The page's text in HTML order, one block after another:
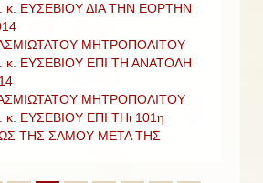
κ. ΕΥΣΕΒΙΟΥ ΔΙΑ ΤΗΝ ΕΟΡΤΗΝ
ΜΗΤΡΟΠΟΛΙΤΟΥ
κ. ΕΥΣΕΒΙΟΥ ΕΠΙ ΤΗ ΑΝΑΤΟΛΗ
ΜΗΤΡΟΠΟΛΙΤΟΥ
ΕΥΣΕΒΙΟΥ ΕΠΙ ΤΗι 101η
ΤΗΣ ΣΑΜΟΥ ΜΕΤΑ ΤΗΣ